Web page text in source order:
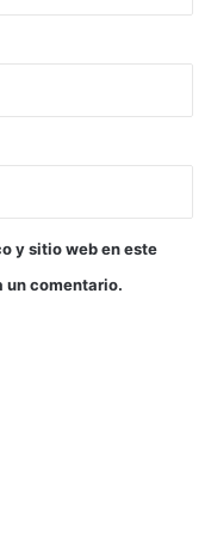
y sitio web en este
un comentario.